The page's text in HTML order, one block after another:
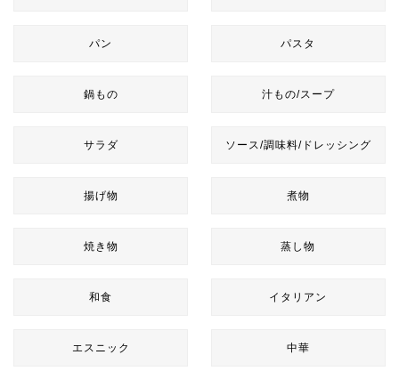
パン パスタ
鍋もの 汁もの/スープ
サラダ ソース/調味料/ドレッシング
揚げ物 煮物
焼き物 蒸し物
和食 イタリアン
エスニック 中華